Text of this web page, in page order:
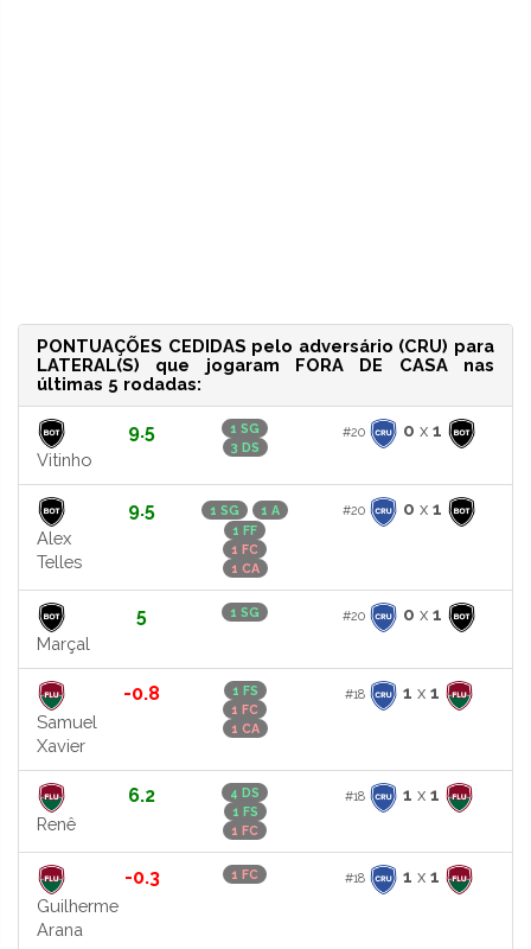
PONTUAÇÕES CEDIDAS pelo adversário (CRU) para
LATERAL(S) que jogaram FORA DE CASA nas
últimas 5 rodadas:
Vitinho
9.5
1 SG
3 DS
#20 0 x 1
Alex
Telles
9.5 1 SG
1 A
1 FF
1 FC
1 CA
#20 0 x 1
Marçal
5 1 SG #20 0 x 1
Samuel
Xavier
-0.8
1 FS
1 FC
1 CA
#18 1 x 1
Renê
6.2
4 DS
1 FS
1 FC
#18 1 x 1
Guilherme
Arana
-0.3 1 FC #18 1 x 1